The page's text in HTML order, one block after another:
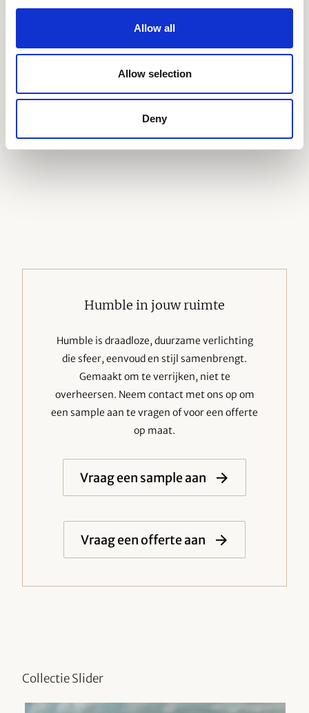
Allow all
Allow selection
Deny
Humble in jouw ruimte
Humble is draadloze, duurzame verlichting
die sfeer, eenvoud en stijl samenbrengt.
Gemaakt om te verrijken, niet te
overheersen. Neem contact met ons op om
een sample aan te vragen of voor een offerte
op maat.
Vraag een sample aan
Vraag een offerte aan
Collectie Slider